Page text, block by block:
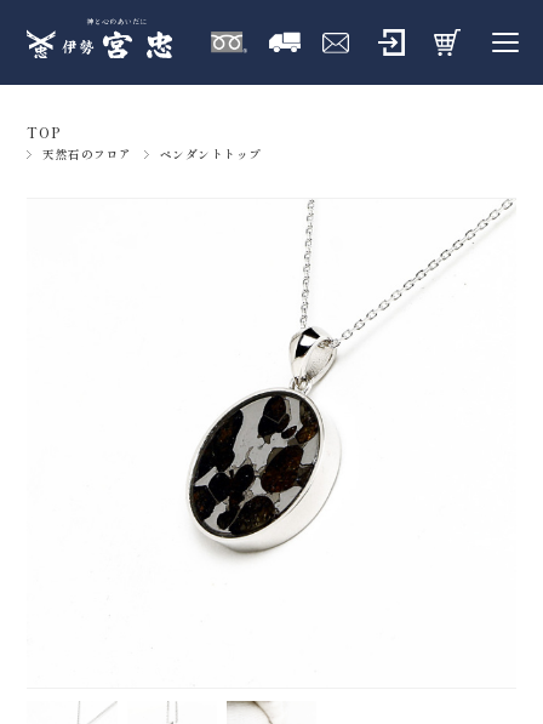
TOP
天然石のフロア ペンダントトップ